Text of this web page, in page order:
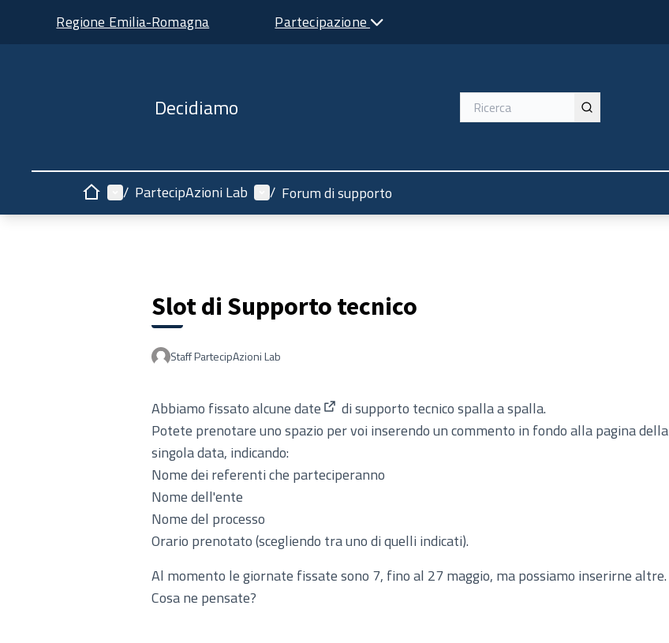
Regione Emilia-Romagna Partecipazione
Decidiamo
HomeMenù principale
/ PartecipAzioni Lab Menù utente
/ Forum di supporto
Slot di Supporto tecnico
Staff PartecipAzioni Lab
Abbiamo fissatoalcune date
(Apre in una nuova scheda)
di supporto tecnico spalla a spalla.
Potete prenotare uno spazio per voi inserendo un commento in fondo alla pagina della
singola data, indicando:
Nome dei referenti che parteciperanno
Nome dell'ente
Nome del processo
Orario prenotato (scegliendo tra uno di quelli indicati).
Al momento le giornate fissate sono 7, fino al 27 maggio, ma possiamo inserirne altre.
Cosa ne pensate?